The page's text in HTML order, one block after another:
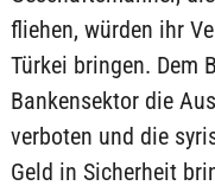
fliehen, würden ihr
Türkei bringen. Dem
Bankensektor die
verboten und die
Geld in Sicherheit